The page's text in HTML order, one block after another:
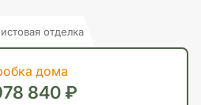
отделка
дома
840 ₽